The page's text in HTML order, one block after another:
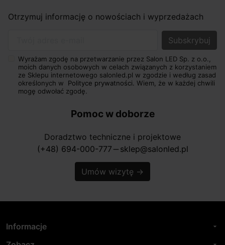
Otrzymuj informację o nowościach i wyprzedażach
Wyrażam zgodę na przetwarzanie przez Salon LED Sp. z o.o.,
moich danych osobowych w celach związanych z korzystaniem
ze Sklepu internetowego salonled.pl w zgodzie i według zasad
określonych w Polityce prywatności. Wiem, że w każdej chwili
mogę odwołać zgodę.
Pomoc w doborze
Doradztwo techniczne i projektowe
(+48) 694-000-777 horizontal_rule sklep@salonled.pl
Umów wizytę →
Informacje arrow_drop_down